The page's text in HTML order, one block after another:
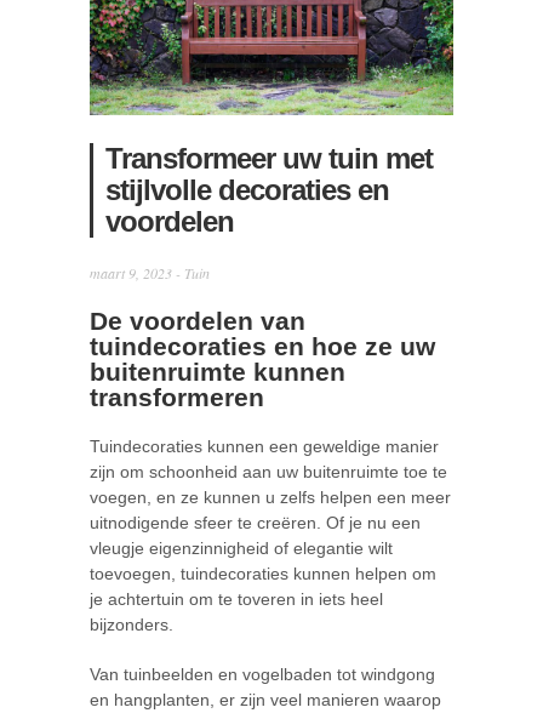
Transformeer uw tuin met
stijlvolle decoraties en
voordelen
maart 9, 2023 - Tuin
De voordelen van
tuindecoraties en hoe ze uw
buitenruimte kunnen
transformeren
Tuindecoraties kunnen een geweldige manier
zijn om schoonheid aan uw buitenruimte toe te
voegen, en ze kunnen u zelfs helpen een meer
uitnodigende sfeer te creëren. Of je nu een
vleugje eigenzinnigheid of elegantie wilt
toevoegen, tuindecoraties kunnen helpen om
je achtertuin om te toveren in iets heel
bijzonders.
Van tuinbeelden en vogelbaden tot windgong
en hangplanten, er zijn veel manieren waarop